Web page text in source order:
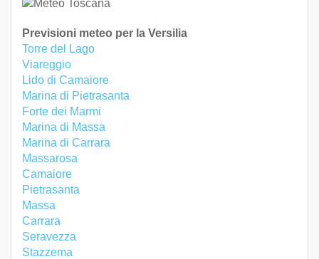
Previsioni meteo per la Versilia
Torre del Lago
Viareggio
Lido di Camaiore
Marina di Pietrasanta
Forte dei Marmi
Marina di Massa
Marina di Carrara
Massarosa
Camaiore
Pietrasanta
Massa
Carrara
Seravezza
Stazzema